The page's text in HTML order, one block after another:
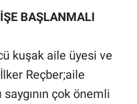
BAŞLANMALI
kuşak aile üyesi ve
Reçber;aile
saygının çok önemli